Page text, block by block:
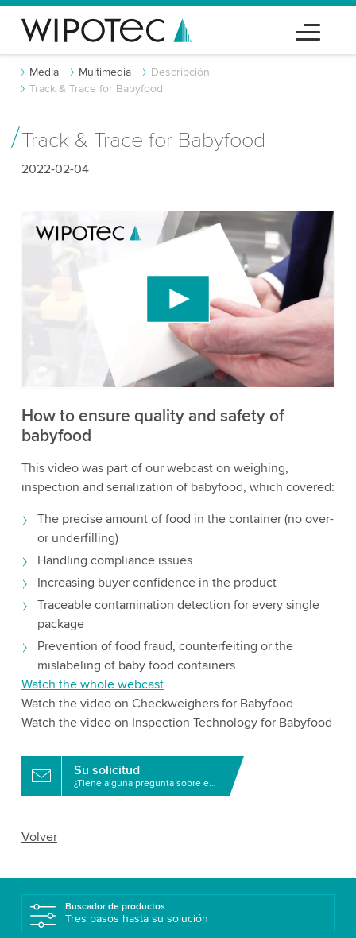
Media Multimedia
Descripción
Track & Trace for Babyfood
Track & Trace for Babyfood
2022-02-04
¡Necesitamos tu consentimiento para
cargar el servicio de video de YouTube!
Utilizamos un servicio de terceros para incrustar
contenido de video que puede recopilar datos
sobre tu actividad. Por favor, revisa los detalles y
acepta el servicio para ver este video.
Más información
How to ensure quality and safety of
babyfood
This video was part of our webcast on weighing,
inspection and serialization of babyfood, which covered:
The precise amount of food in the container (no over-
or underfilling)
Handling compliance issues
Increasing buyer confidence in the product
Traceable contamination detection for every single
package
Prevention of food fraud, counterfeiting or the
mislabeling of baby food containers
Watch the whole webcast
Watch the video on Checkweighers for Babyfood
Watch the video on Inspection Technology for Babyfood
Su solicitud
¿Tiene alguna pregunta sobre este producto?
Volver
Buscador de productos
Tres pasos hasta su solución